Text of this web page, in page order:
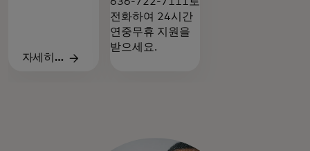
자세히
전화하여 24시간
연중무휴 지원을
받으세요.